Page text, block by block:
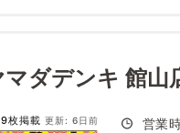
マダデンキ 館山
枚掲載 更新: 6日前
営業